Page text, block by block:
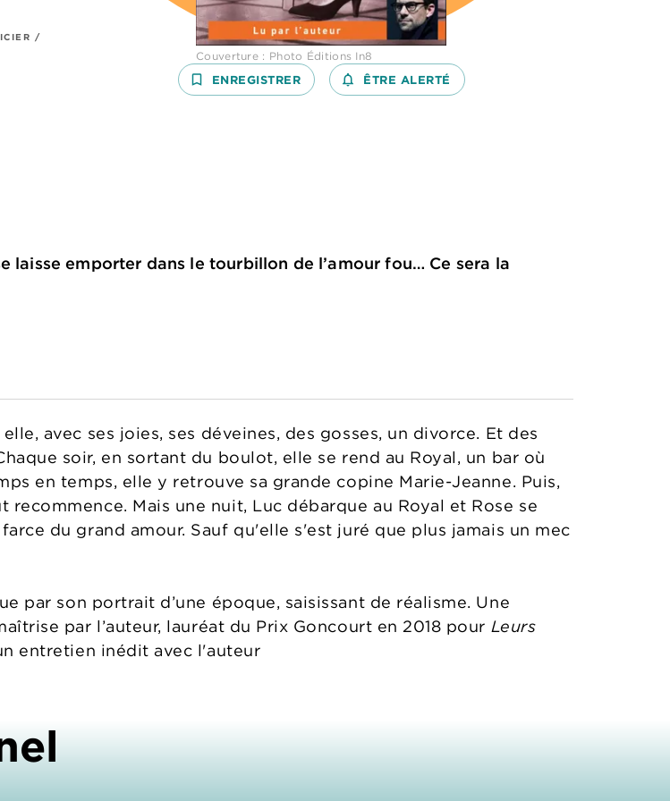
/
Couverture : Photo Éditions In8
bookmark_border ENREGISTRER notifications_none_outlined
ÊTRE ALERTÉ
laisse emporter dans le tourbillon de l’amour fou… Ce sera la
avec ses joies, ses déveines, des gosses, un divorce. Et des
soir, en sortant du boulot, elle se rend au Royal, un bar où
en temps, elle y retrouve sa grande copine Marie-Jeanne. Puis,
Mais une nuit, Luc débarque au Royal et Rose se
du grand amour. Sauf qu'elle s'est juré que plus jamais un mec
par son portrait d’une époque, saisissant de réalisme. Une
par l’auteur, lauréat du Prix Goncourt en 2018 pour Leurs
entretien inédit avec l'auteur